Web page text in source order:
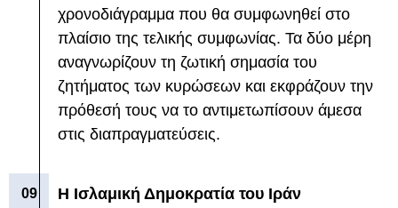
χρονοδιάγραμμα που θα συμφωνηθεί στο
πλαίσιο της τελικής συμφωνίας. Τα δύο μέρη
αναγνωρίζουν τη ζωτική σημασία του
ζητήματος των κυρώσεων και εκφράζουν την
πρόθεσή τους να το αντιμετωπίσουν άμεσα
στις διαπραγματεύσεις.
Η Ισλαμική Δημοκρατία του Ιράν